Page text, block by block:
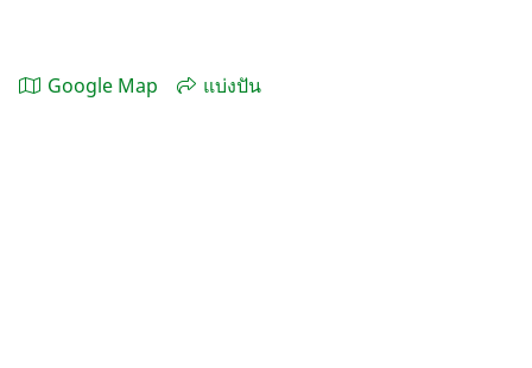
Google Map แบ่งปัน